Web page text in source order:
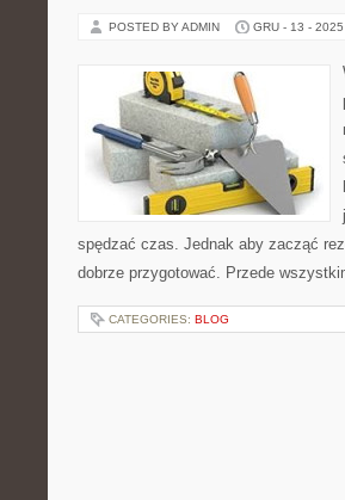
POSTED BY ADMIN GRU - 13 - 2025
spędzać czas. Jednak aby zacząć
dobrze przygotować. Przede
CATEGORIES: BLOG